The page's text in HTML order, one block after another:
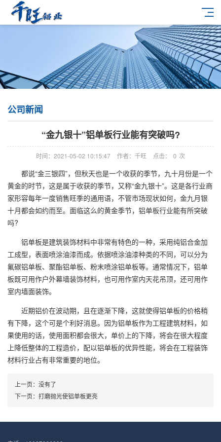
公司新闻
“金九银十”铝单板行业能有突破吗?
时间：2021-05-02 10:15:47 作者：千旺 点击： 0 次
都说“金三银四”，但秋天也是一个收获的季节，九十月份是一个
黄金的时节，这是属于收获的季节，又称“金九银十”。这是各行业商
家形容每年一度销售旺季的通用语，不管市场现状如何，金九月银
十月都会如约而至。面临这么的黄金季节，铝单板行业能有所突破
吗?
铝单板是建筑装饰材料中非常有特色的一种，采用纯铝合金加
工成型，表面喷涂油漆而成。依据喷涂油漆种类的不同，可以分为
氟碳铝单板、聚酯铝单板、粉末喷涂铝单板等。通常情况下，铝单
板既可用作户外幕墙装饰材料，也可用作室内天花吊顶，还可用作
室内墙面装饰。
近期铝价在波动期，且在逐渐下降，这就使得铝单板的价格稍
有下降，这个可是个利好消息。因为铝单板作为工程建筑材料，如
果使用的话，使用面积都会很大，单价上的下降，将会在很大程度
上降低整体的工程造价，配以铝单板的优异性能，将会在工程装饰
材料行业占有非常重要的地位。
上一页：没有了
下一页： 打磨抛光使铝单板更亮